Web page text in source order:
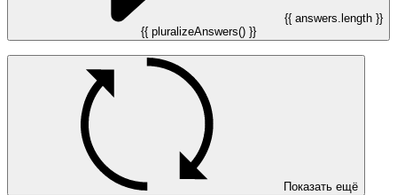
{{ answers.length }}
{{ pluralizeAnswers() }}
Показать ещё